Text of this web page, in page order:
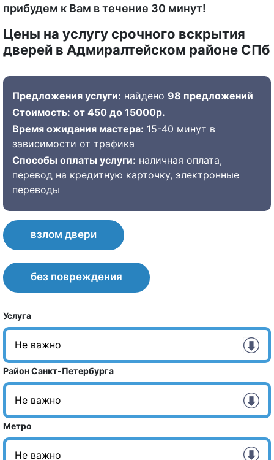
прибудем к Вам в течение 30 минут!
Цены на услугу срочного вскрытия
дверей в Адмиралтейском районе СПб
Предложения услуги: найдено 98 предложений
Стоимость: от 450 до 15000р.
Время ожидания мастера: 15-40 минут в
зависимости от трафика
Способы оплаты услуги: наличная оплата,
перевод на кредитную карточку, электронные
переводы
взлом двери
без повреждения
Услуга
Район Санкт-Петербурга
Метро